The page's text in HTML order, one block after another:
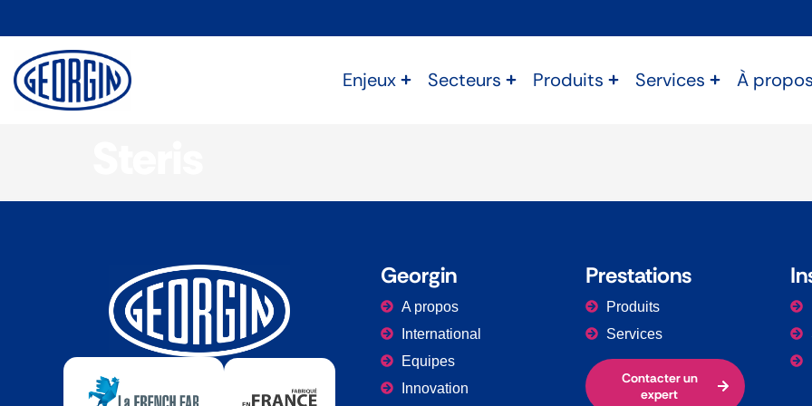
Enjeux Secteurs Produits Services À
Georgin
A propos
International
Equipes
Innovation
Prestations​
Produits
Services
Contacter un
expert